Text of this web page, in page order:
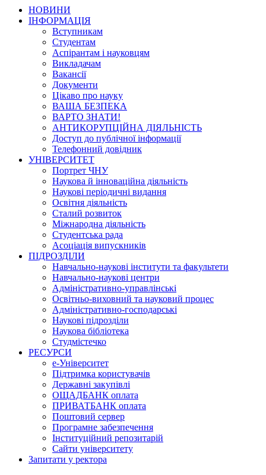
НОВИНИ
ІНФОРМАЦІЯ
Вступникам
Студентам
Аспірантам і науковцям
Викладачам
Вакансії
Документи
Цікаво про науку
ВАША БЕЗПЕКА
ВАРТО ЗНАТИ!
АНТИКОРУПЦІЙНА ДІЯЛЬНІСТЬ
Доступ до публічної інформації
Телефонний довідник
УНІВЕРСИТЕТ
Портрет ЧНУ
Наукова й інноваційна діяльність
Наукові періодичні видання
Освітня діяльність
Сталий розвиток
Міжнародна діяльність
Студентська рада
Асоціація випускників
ПІДРОЗДІЛИ
Навчально-наукові інститути та факультети
Навчально-наукові центри
Адміністративно-управлінські
Освітньо-виховний та науковий процес
Адміністративно-господарські
Наукові підрозділи
Наукова бібліотека
Студмістечко
РЕСУРСИ
е-Університет
Підтримка користувачів
Державні закупівлі
ОЩАДБАНК оплата
ПРИВАТБАНК оплата
Поштовий сервер
Програмне забезпечення
Інституційний репозитарій
Сайти університету
Запитати у ректора